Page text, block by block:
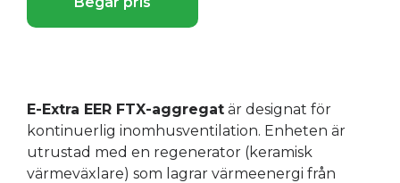
E-Extra EER FTX-aggregat är designat för
kontinuerlig inomhusventilation. Enheten är
utrustad med en regenerator (keramisk
värmeväxlare) som lagrar värmeenergi från